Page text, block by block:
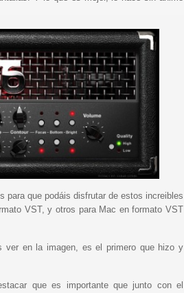
para que podáis disfrutar de estos increibles
VST, y otros para Mac en formato VST
ver en la imagen, es el primero que hizo y
que es importante que junto con el